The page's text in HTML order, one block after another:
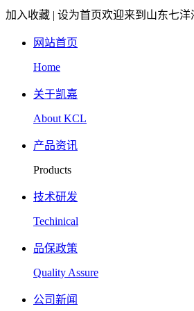
加入收藏 | 设为首页欢迎来到山东七
网站首页
Home
关于凯嘉
About KCL
产品资讯
Products
技术研发
Techinical
品保政策
Quality Assure
公司新闻